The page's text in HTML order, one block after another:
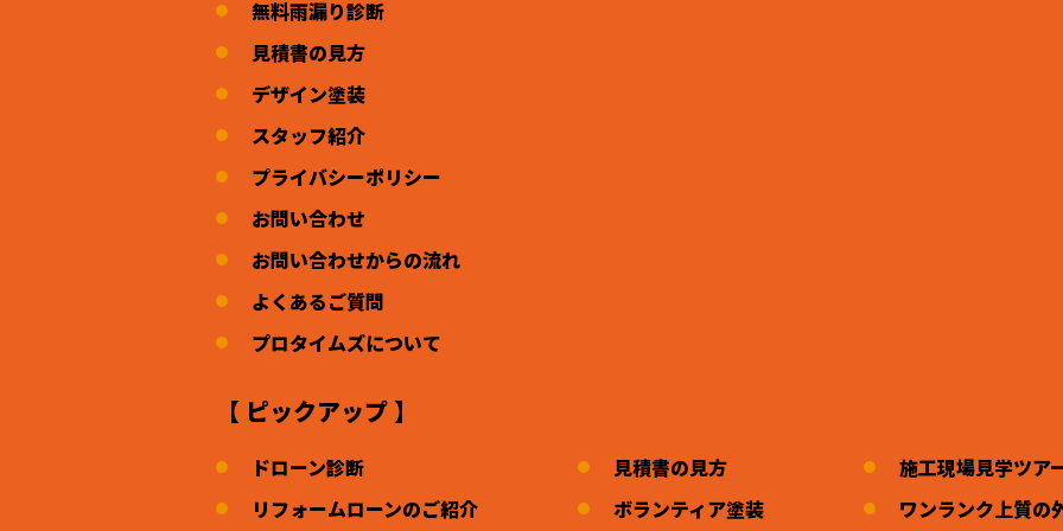
無料雨漏り診断
見積書の見方
デザイン塗装
スタッフ紹介
プライバシーポリシー
お問い合わせ
お問い合わせからの流れ
よくあるご質問
プロタイムズについて
【 ピックアップ 】
ドローン診断
リフォームローンのご紹介
見積書の見方
ボランティア塗装
施工現場見学ツア
ワンランク上質の